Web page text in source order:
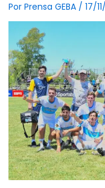
Por Prensa GEBA / 17/